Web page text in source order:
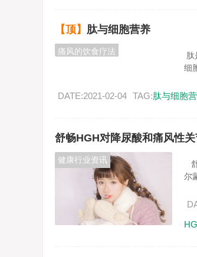
【顶】 肽与细胞营养
痛风的饮食疗法
细
DATE:2021-02-04 TAG:肽与细胞
舒畅HGH对降尿酸和痛风性
健康行业资讯
尔